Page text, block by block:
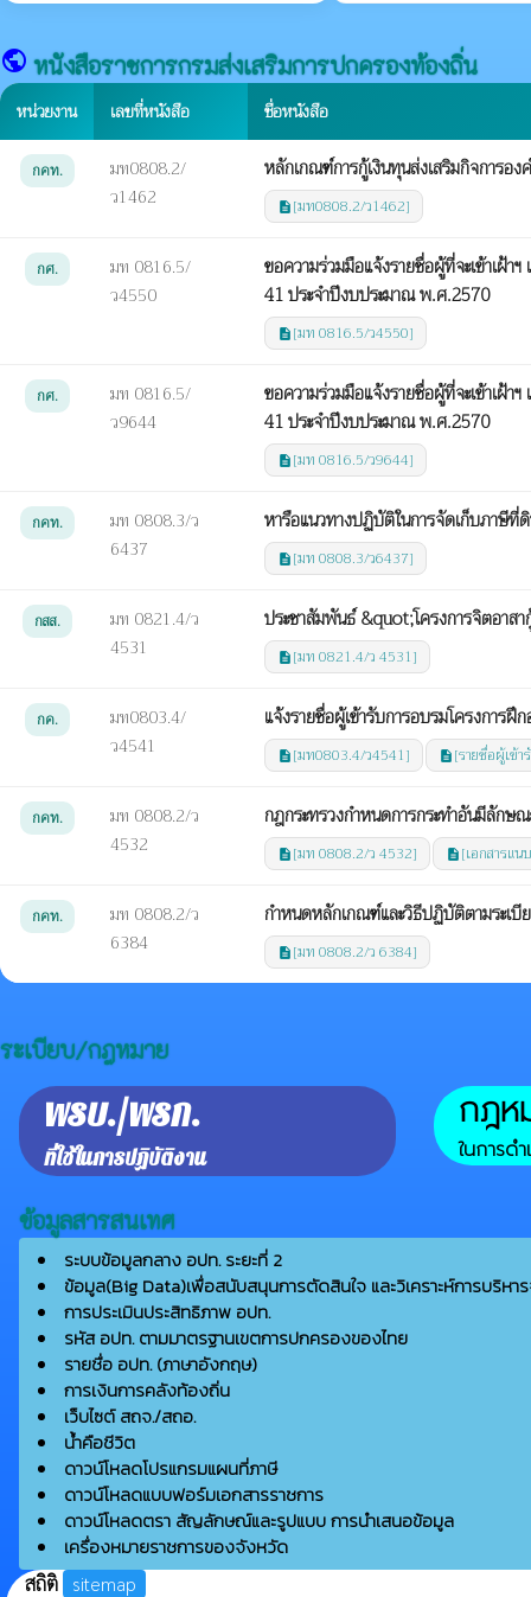
public หนังสือราชการกรมส่งเสริมการปกครองท้องถิ่น
หน่วยงาน เลขที่หนังสือ ชื่อหนังสือ
กคท.
มท0808.2/
ว1462
หลักเกณฑ์การกู้เงินทุนส่งเสริมกิจการอ
description [มท0808.2/ว1462]
กศ.
มท 0816.5/
ว4550
ขอความร่วมมือแจ้งรายชื่อผู้ที่จะเข้าเฝ้
41 ประจำปีงบประมาณ พ.ศ.2570
description [มท 0816.5/ว4550]
กศ.
มท 0816.5/
ว9644
ขอความร่วมมือแจ้งรายชื่อผู้ที่จะเข้าเฝ้
41 ประจำปีงบประมาณ พ.ศ.2570
description [มท 0816.5/ว9644]
กคท.
มท 0808.3/ว
6437
หารือแนวทางปฏิบัติในการจัดเก็บภาษีที่
description [มท 0808.3/ว6437]
กสส.
มท 0821.4/ว
4531
ประชาสัมพันธ์ &quot;โครงการจิตอาส
description [มท 0821.4/ว 4531]
กค.
มท0803.4/
ว4541
แจ้งรายชื่อผู้เข้ารับการอบรมโครงกา
description [มท0803.4/ว4541] description [รายชื่อผู้เข้
กคท.
มท 0808.2/ว
4532
กฎกระทรวงกำหนดการกระทำอันมีลักษ
description [มท 0808.2/ว 4532] description [เอกสารแน
กคท.
มท 0808.2/ว
6384
กำหนดหลักเกณฑ์และวิธีปฏิบัติตามระเบี
description [มท 0808.2/ว 6384]
ระเบียบ/กฎหมาย
พรบ./พรก.
ที่ใช้ในการปฏิบัติงาน
กฎห
ในการด
ข้อมูลสารสนเทศ
ระบบข้อมูลกลาง อปท. ระยะที่ 2
ข้อมูล(Big Data)เพื่อสนับสนุนการตัดสินใจ และวิเคราะห์การบริห
การประเมินประสิทธิภาพ อปท.
รหัส อปท. ตามมาตรฐานเขตการปกครองของไทย
รายชื่อ อปท. (ภาษาอังกฤษ)
การเงินการคลังท้องถิ่น
เว็บไซต์ สถจ./สถอ.
น้ำคือชีวิต
ดาวน์โหลดโปรแกรมแผนที่ภาษี
ดาวน์โหลดแบบฟอร์มเอกสารราชการ
ดาวน์โหลดตรา สัญลักษณ์และรูปแบบ การนำเสนอข้อมูล
เครื่องหมายราชการของจังหวัด
สถิติ sitemap